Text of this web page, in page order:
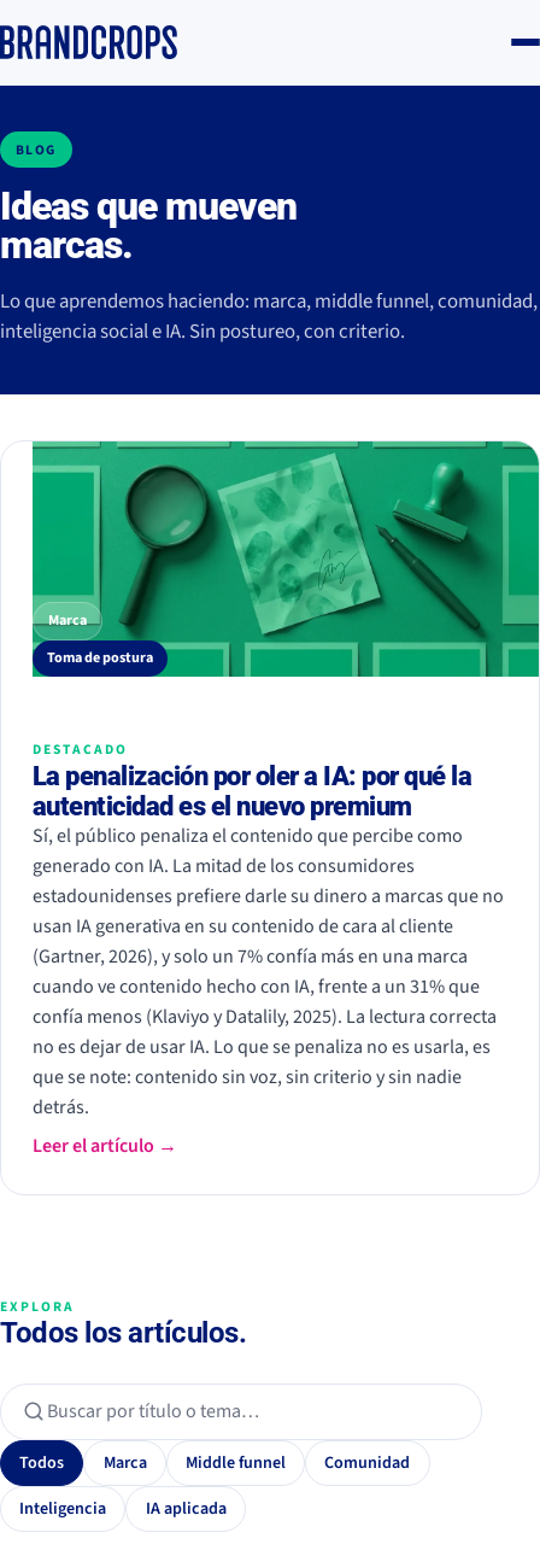
BLOG
Ideas que mueven
marcas.
Lo que aprendemos haciendo: marca, middle funnel, comunidad,
inteligencia social e IA. Sin postureo, con criterio.
Marca
Toma de postura
DESTACADO
La penalización por oler a IA: por qué la
autenticidad es el nuevo premium
Sí, el público penaliza el contenido que percibe como
generado con IA. La mitad de los consumidores
estadounidenses prefiere darle su dinero a marcas que no
usan IA generativa en su contenido de cara al cliente
(Gartner, 2026), y solo un 7% confía más en una marca
cuando ve contenido hecho con IA, frente a un 31% que
confía menos (Klaviyo y Datalily, 2025). La lectura correcta
no es dejar de usar IA. Lo que se penaliza no es usarla, es
que se note: contenido sin voz, sin criterio y sin nadie
detrás.
Leer el artículo →
EXPLORA
Todos los artículos.
Todos Marca Middle funnel
Comunidad
Inteligencia
IA aplicada